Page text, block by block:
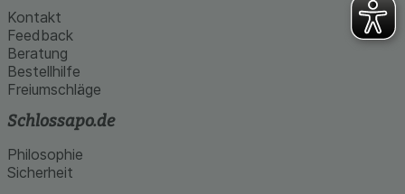
Kontakt
Feedback
Beratung
Bestellhilfe
Freiumschläge
Schlossapo.de
Philosophie
Sicherheit